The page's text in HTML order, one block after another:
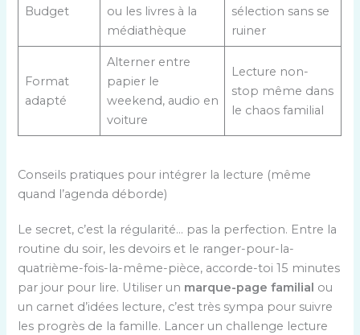
Budget
ou les livres à la
médiathèque
sélection sans se
ruiner
Format
adapté
Alterner entre
papier le
weekend, audio en
voiture
Lecture non-
stop même dans
le chaos familial
Conseils pratiques pour intégrer la lecture (même
quand l’agenda déborde)
Le secret, c’est la régularité… pas la perfection. Entre la
routine du soir, les devoirs et le ranger-pour-la-
quatrième-fois-la-même-pièce, accorde-toi 15 minutes
par jour pour lire. Utiliser un marque-page familial ou
un carnet d’idées lecture, c’est très sympa pour suivre
les progrès de la famille. Lancer un challenge lecture